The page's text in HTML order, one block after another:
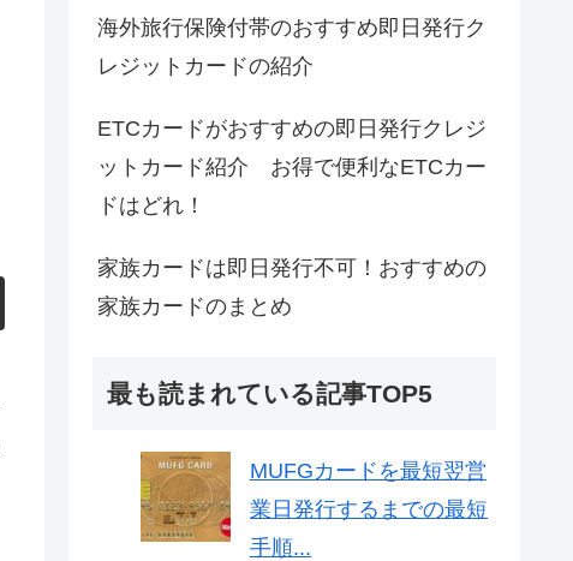
海外旅行保険付帯のおすすめ即日発行ク
レジットカードの紹介
ETCカードがおすすめの即日発行クレジ
ットカード紹介 お得で便利なETCカー
ドはどれ！
家族カードは即日発行不可！おすすめの
家族カードのまとめ
最も読まれている記事TOP5
MUFGカードを最短翌営
業日発行するまでの最短
手順...